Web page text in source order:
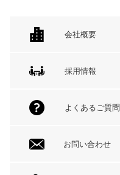
会社概要
採用情報
よくあるご質問
お問い合わせ